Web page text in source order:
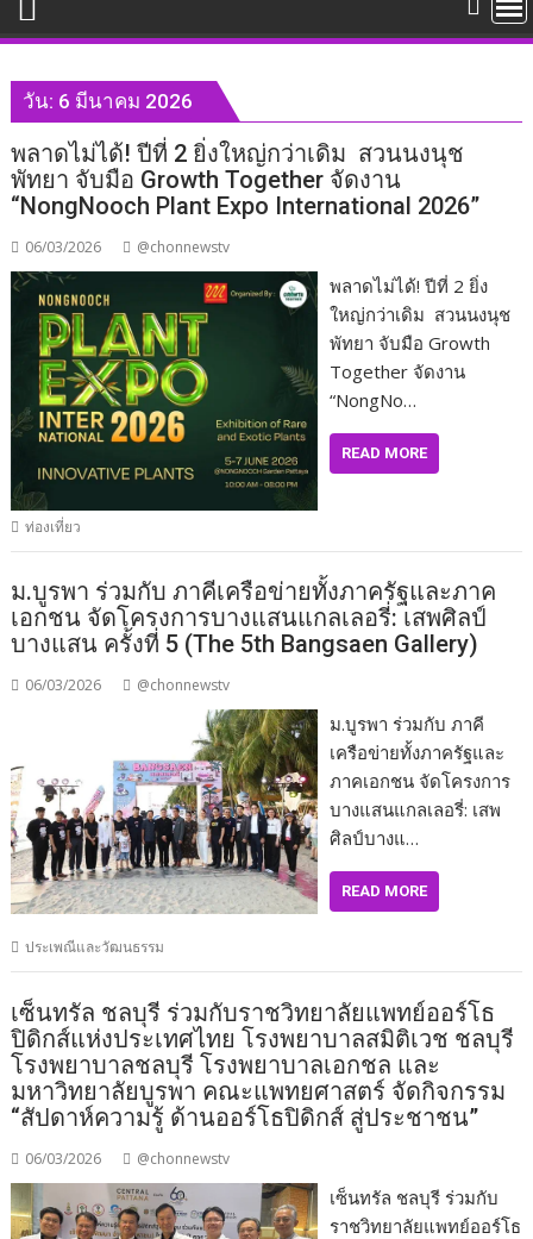
วัน: 6 มีนาคม 2026
พลาดไม่ได้! ปีที่ 2 ยิ่งใหญ่กว่าเดิม สวนนงนุช
พัทยา จับมือ Growth Together จัดงาน
“NongNooch Plant Expo International 2026”
06/03/2026 @chonnewstv
พลาดไม่ได้! ปีที่ 2 ยิ่ง
ใหญ่กว่าเดิม สวนนงนุช
พัทยา จับมือ Growth
Together จัดงาน
“NongNo…
READ MORE
ท่องเที่ยว
ม.บูรพา ร่วมกับ ภาคีเครือข่ายทั้งภาครัฐและภาค
เอกชน จัดโครงการบางแสนแกลเลอรี่: เสพศิลป์
บางแสน ครั้งที่ 5 (The 5th Bangsaen Gallery)
06/03/2026 @chonnewstv
ม.บูรพา ร่วมกับ ภาคี
เครือข่ายทั้งภาครัฐและ
ภาคเอกชน จัดโครงการ
บางแสนแกลเลอรี่: เสพ
ศิลป์บางแ…
READ MORE
ประเพณีและวัฒนธรรม
เซ็นทรัล ชลบุรี ร่วมกับราชวิทยาลัยแพทย์ออร์โธ
ปิดิกส์แห่งประเทศไทย โรงพยาบาลสมิติเวช ชลบุรี
โรงพยาบาลชลบุรี โรงพยาบาลเอกชล และ
มหาวิทยาลัยบูรพา คณะแพทยศาสตร์ จัดกิจกรรม
“สัปดาห์ความรู้ ด้านออร์โธปิดิกส์ สู่ประชาชน”
06/03/2026 @chonnewstv
เซ็นทรัล ชลบุรี ร่วมกับ
ราชวิทยาลัยแพทย์ออร์โธ